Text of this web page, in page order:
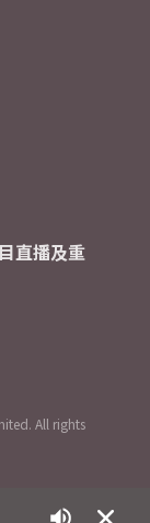
直播及重
All rights